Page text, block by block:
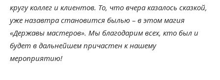
кругу коллег и клиентов. То, что вчера казалось сказкой,
уже назавтра становится былью – в этом магия
«Державы мастеров». Мы благодарим всех, кто был и
будет в дальнейшем причастен к нашему
мероприятию!